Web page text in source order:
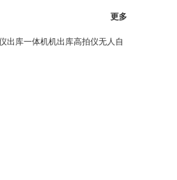
更多
出库一体机机出库高拍仪无人自